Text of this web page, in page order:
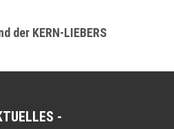
der KERN-LIEBERS